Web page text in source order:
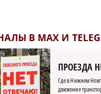
В MAX И
ПРОЕЗДА
Где в Нижнем
движение